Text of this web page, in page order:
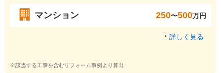
マンション 250〜500万円
詳しく見る
※該当する工事を含むリフォーム事例より算出